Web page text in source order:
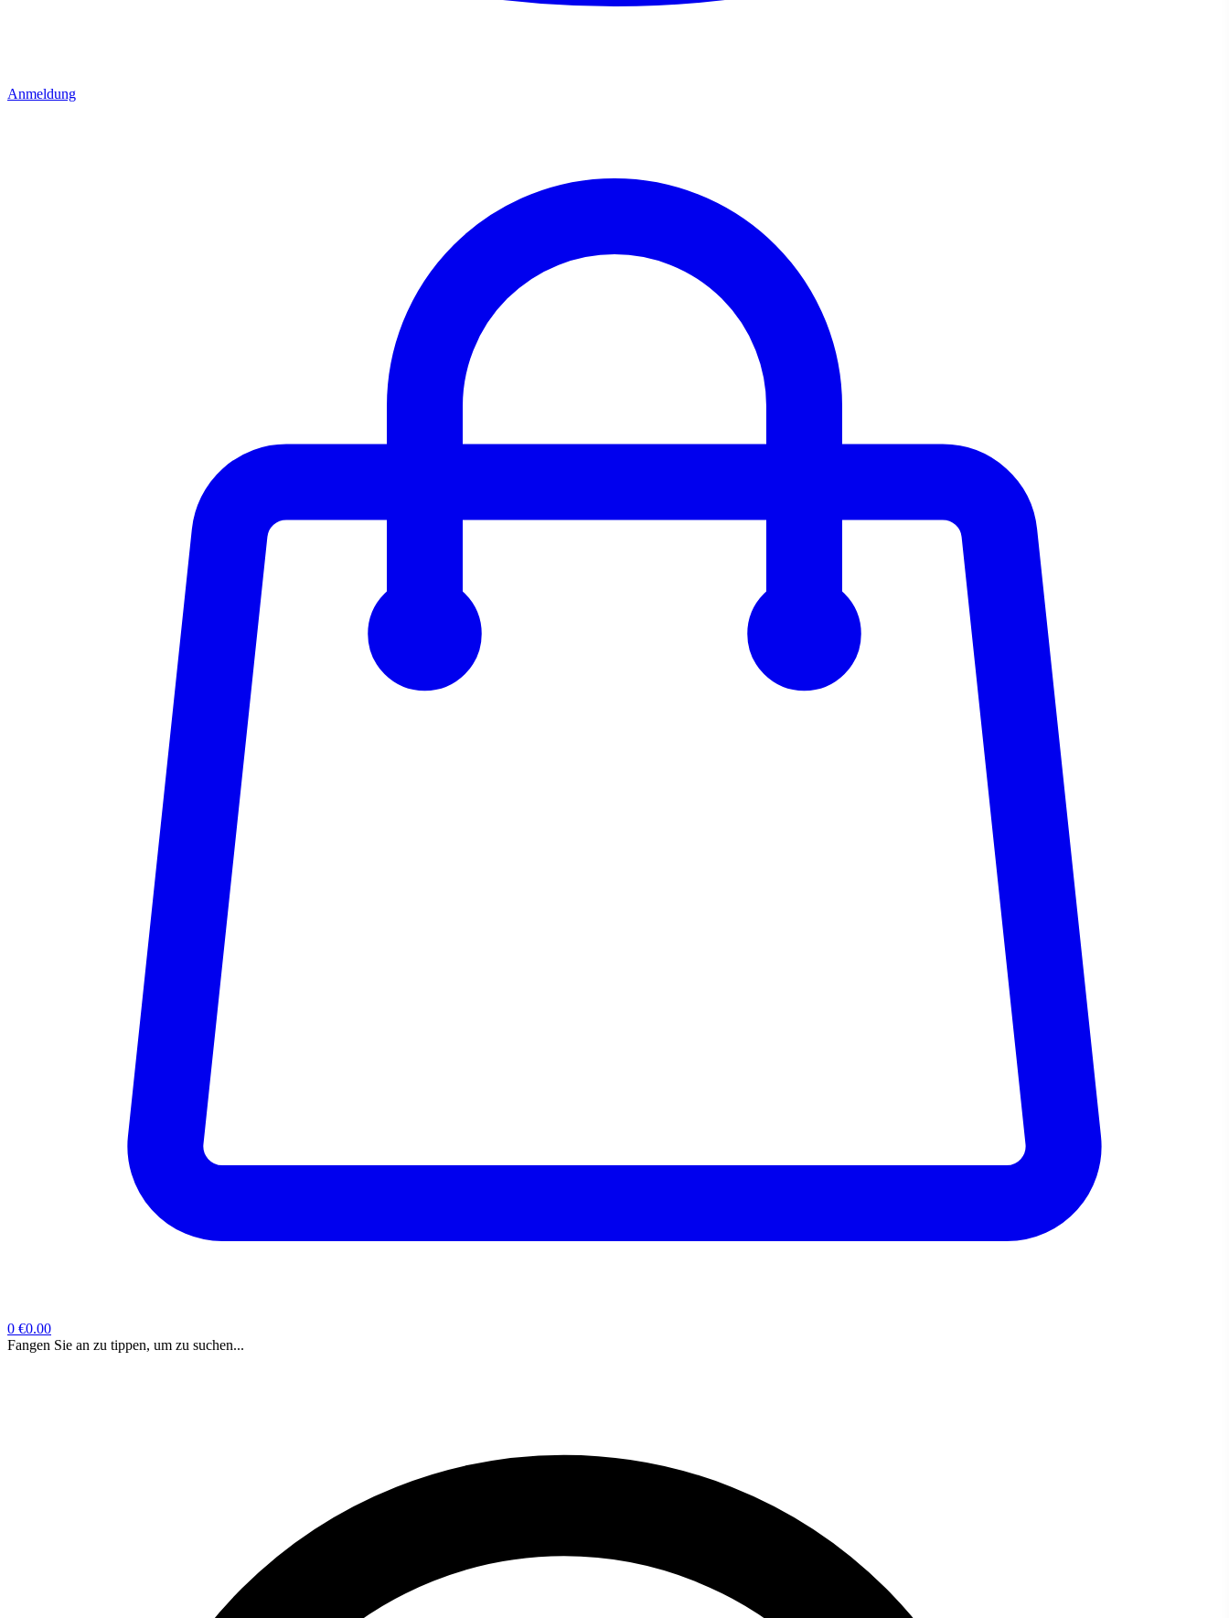
Anmeldung
0 €0.00
Fangen Sie an zu tippen, um zu suchen...